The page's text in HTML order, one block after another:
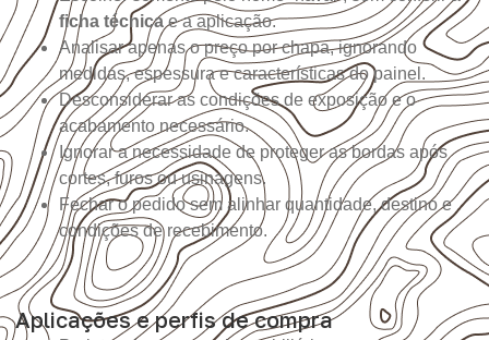
ficha técnicae a aplicação.
Analisar apenas o preço por chapa, ignorando
medidas, espessura e características do painel.
Desconsiderar as condições de exposição e o
acabamento necessário.
Ignorar a necessidade de proteger as bordas após
cortes, furos ou usinagens.
Fechar o pedido sem alinhar quantidade, destino e
condições de recebimento.
Aplicações e perfis de compra